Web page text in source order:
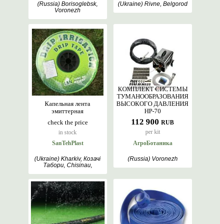
(Russia) Borisoglebsk,
Voronezh
(Ukraine) Rivne, Belgorod
check the price
in stock
Капельная лента
эмиттерная
SanTehPlast
(Ukraine) Kharkiv, Козачі
Табори, Chisinau,
112 900 RUB
per kit
КОМПЛЕКТ СИСТЕМЫ
ТУМАНООБРАЗОВАНИЯ
ВЫСОКОГО ДАВЛЕНИЯ
HP-70
АгроБотаника
(Russia) Voronezh